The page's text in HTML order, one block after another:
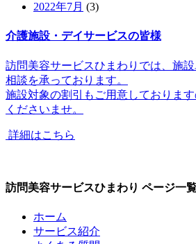
2022年7月 (3)
介護施設・デイサービスの皆様
訪問美容サービスひまわりでは、 施
相談を承っております。
施設対象の割引
もご用意しておりま
くださいませ。
詳細はこちら
訪問美容サービスひまわり ページ一
ホーム
サービス紹介